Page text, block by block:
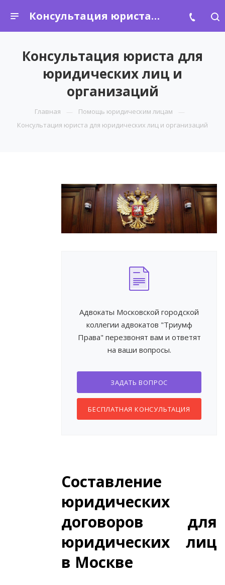
Консультация юриста для юридических лиц и организаций
Консультация юриста для
юридических лиц и
организаций
Главная
Помощь юридическим лицам
Консультация юриста для юридических лиц и организаций
Адвокаты Московской городской
коллегии адвокатов "Триумф
Права" перезвонят вам и ответят
на ваши вопросы.
ЗАДАТЬ ВОПРОС
БЕСПЛАТНАЯ КОНСУЛЬТАЦИЯ
Составление
юридических
договоров для
юридических лиц
в Москве